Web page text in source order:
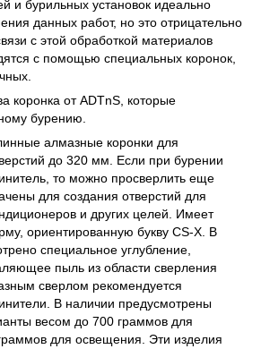
и бурильных установок идеально
данных работ, но это отрицательно
с этой обработкой материалов
с помощью специальных коронок,
коронка от ADTnS, которые
бурению.
алмазные коронки для
до 320 мм. Если при бурении
то можно просверлить еще
для создания отверстий для
и других целей. Имеет
ориентированную букву CS-X. В
специальное углубление,
пыль из области сверления
сверлом рекомендуется
В наличии предусмотрены
весом до 700 граммов для
для освещения. Эти изделия